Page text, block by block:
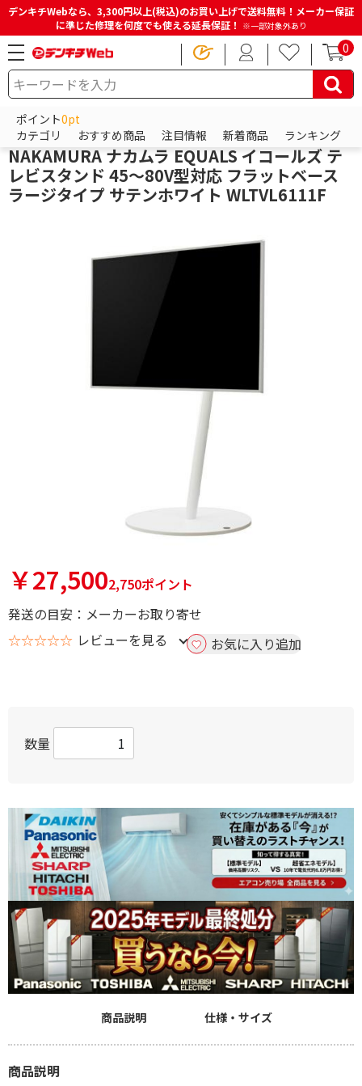
デンキチWebなら、3,300円以上(税込)のお買い上げで送料無料！メーカー保証
に準じた修理を何度でも使える延長保証！ ※一部対象外あり
0
ポイント0pt
カテゴリ
おすすめ商品 注目情報 新着商品 ランキング
HOME 商品一覧ページ テレビ・レコーダー
イコールズ (EQUALS)
NAKAMURA ナカムラ EQUALS イコールズ テ
レビスタンド 45～80V型対応 フラットベース
ラージタイプ サテンホワイト WLTVL6111F
￥27,5002,750ポイント
発送の目安：メーカーお取り寄せ
☆☆☆☆☆ レビューを見る お気に入り追加
数量
商品説明 仕様・サイズ
商品説明